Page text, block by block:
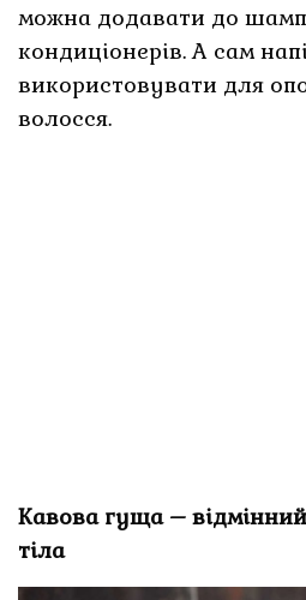
можна додавати до
кондиціонерів. А сам
використовувати для
волосся.
Кавова гуща – відмінний
тіла